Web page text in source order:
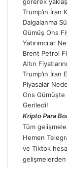
Trump’ın İran
Dalgalanma
Gümüş Ons
Yatırımcılar
Brent Petrol
Altın
Trump’ın İran
Piyasalar
Ons Gümüşte
Geriledi!
Kripto Para
Tüm
Hemen
ve Tiktok